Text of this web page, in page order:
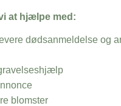
at hjælpe med:
dødsanmeldelse og
blomster